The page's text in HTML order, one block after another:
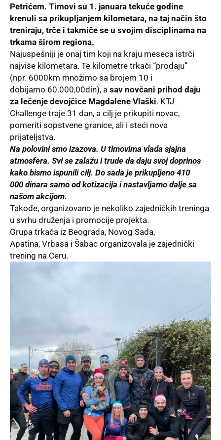
Petrićem. Timovi su 1. januara tekuće godine
krenuli sa prikupljanjem kilometara, na taj način što
treniraju, trče i takmiče se u svojim disciplinama na
trkama širom regiona.
Najuspešniji je onaj tim koji na kraju meseca istrči
najviše kilometara. Te kilometre trkači “prodaju”
(npr. 6000km množimo sa brojem 10 i
dobijamo 60.000,00din), a sav novčani prihod daju
za lečenje devojčice Magdalene Vlaški. KTJ
Challenge traje 31 dan, a cilj je prikupiti novac,
pomeriti sopstvene granice, ali i steći nova
prijateljstva.
Na polovini smo izazova. U timovima vlada sjajna
atmosfera. Svi se zalažu i trude da daju svoj doprinos
kako bismo ispunili cilj. Do sada je prikupljeno 410
000 dinara samo od kotizacija i nastavljamo dalje sa
našom akcijom.
Takođe, organizovano je nekoliko zajedničkih treninga
u svrhu druženja i promocije projekta.
Grupa trkača iz Beograda, Novog Sada,
Apatina, Vrbasa i Šabac organizovala je zajednički
trening na Ceru.